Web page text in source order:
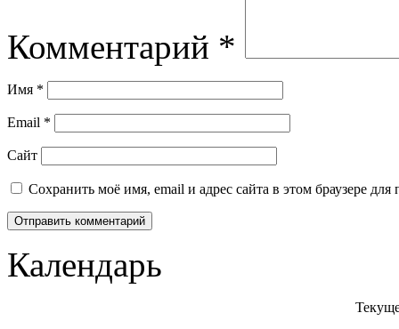
Комментарий *
Имя *
Email *
Сайт
Сохранить моё имя, email и адрес сайта в этом браузере
Календарь